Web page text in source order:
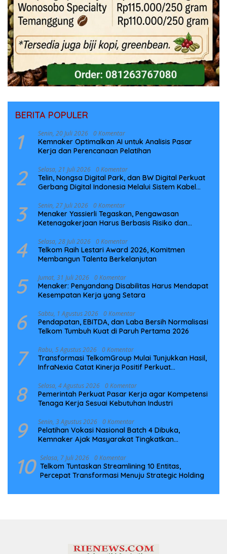
BERITA POPULER
1 Senin, 20 Juli 2026 0 Komentar
Kemnaker Optimalkan AI untuk Analisis Pasar
Kerja dan Perencanaan Pelatihan
2 Selasa, 21 Juli 2026 0 Komentar
Telin, Nongsa Digital Park, dan BW Digital Perkuat
Gerbang Digital Indonesia Melalui Sistem Kabel
3 Senin, 27 Juli 2026 0 Komentar
Menaker Yassierli Tegaskan, Pengawasan
Ketenagakerjaan Harus Berbasis Risiko dan
4 Selasa, 28 Juli 2026 0 Komentar
Telkom Raih Lestari Award 2026, Komitmen
Membangun Talenta Berkelanjutan
5 Jumat, 31 Juli 2026 0 Komentar
Menaker: Penyandang Disabilitas Harus Mendapat
Kesempatan Kerja yang Setara
6 Sabtu, 1 Agustus 2026 0 Komentar
Pendapatan, EBITDA, dan Laba Bersih Normalisasi
Telkom Tumbuh Kuat di Paruh Pertama 2026
7 Rabu, 5 Agustus 2026 0 Komentar
Transformasi TelkomGroup Mulai Tunjukkan Hasil,
InfraNexia Catat Kinerja Positif Perkuat
8 Selasa, 4 Agustus 2026 0 Komentar
Pemerintah Perkuat Pasar Kerja agar Kompetensi
Tenaga Kerja Sesuai Kebutuhan Industri
9 Senin, 3 Agustus 2026 0 Komentar
Pelatihan Vokasi Nasional Batch 4 Dibuka,
Kemnaker Ajak Masyarakat Tingkatkan
10 Selasa, 7 Juli 2026 0 Komentar
Telkom Tuntaskan Streamlining 10 Entitas,
Percepat Transformasi Menuju Strategic Holding